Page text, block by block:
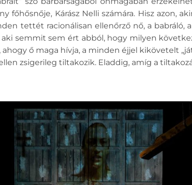
főhősnője, Kárász Nelli számára. Hisz azon,
tettét racionálisan ellenőrző nő, a babráló,
semmit sem ért abból, hogy milyen
ahogy ő maga hívja, a minden éjjel kikövetelt
zsigerileg tiltakozik. Eladdig, amíg a